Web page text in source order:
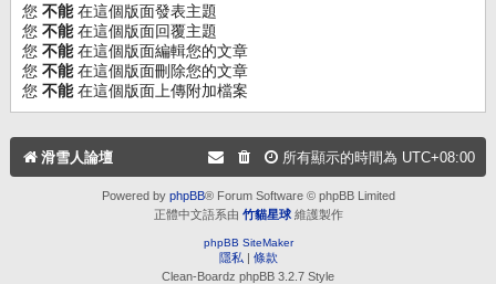
您 不能在這個版面發表主題
您 不能在這個版面回覆主題
您 不能在這個版面編輯您的文章
您 不能在這個版面刪除您的文章
您 不能在這個版面上傳附加檔案
滑雪人論壇 所有顯示的時間為 UTC+08:00
Powered by phpBB® Forum Software © phpBB Limited
正體中文語系由 竹貓星球維護製作
phpBB SiteMaker
隱私 | 條款
Clean-Boardz phpBB 3.2.7 Style